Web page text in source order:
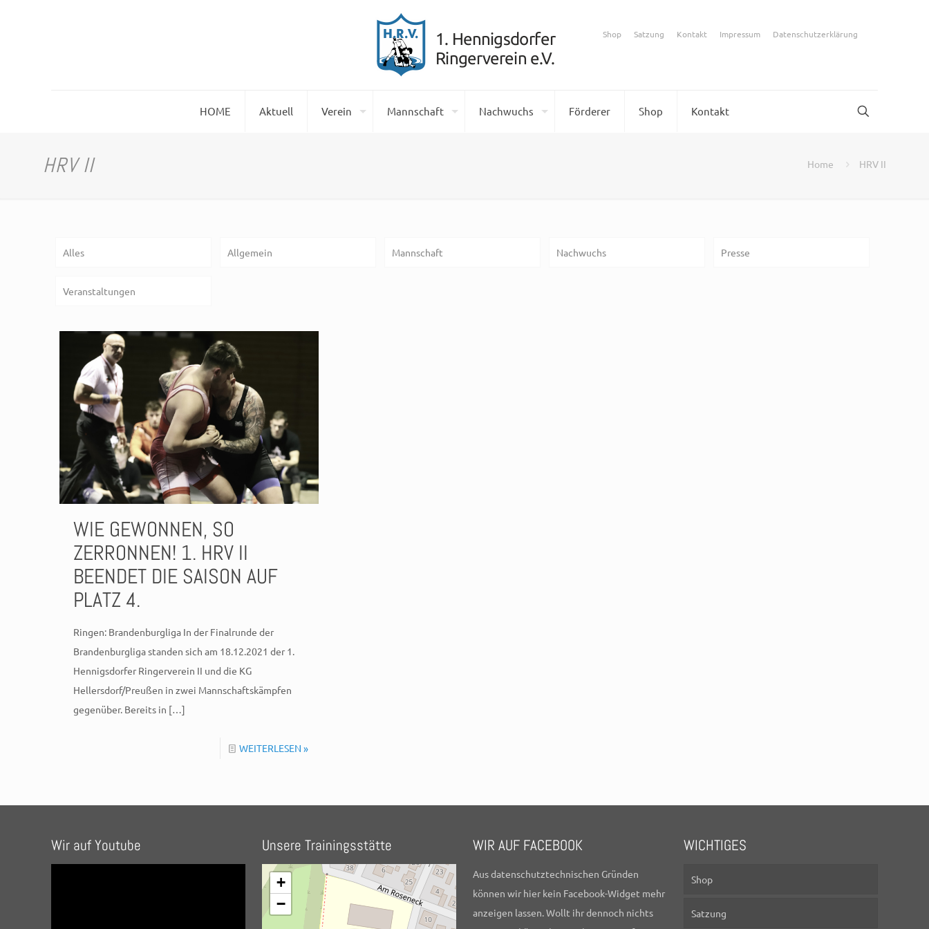
HOME Aktuell Verein Mannschaft Nachwuchs Förderer Shop Kontakt
Shop Satzung Kontakt Impressum Datenschutzerklärung
HRV II Home HRV II
Alles Allgemein Mannschaft Nachwuchs Presse
Veranstaltungen
WIE GEWONNEN, SO
ZERRONNEN! 1. HRV II
BEENDET DIE SAISON AUF
PLATZ 4.
Ringen: Brandenburgliga In der Finalrunde der
Brandenburgliga standen sich am 18.12.2021 der 1.
Hennigsdorfer Ringerverein II und die KG
Hellersdorf/Preußen in zwei Mannschaftskämpfen
gegenüber. Bereits in […]
WEITERLESEN »
Wir auf Youtube Unsere Trainingsstätte
+
−
WIR AUF FACEBOOK
Aus datenschutztechnischen Gründen
können wir hier kein Facebook-Widget mehr
anzeigen lassen. Wollt ihr dennoch nichts
WICHTIGES
Shop
Satzung